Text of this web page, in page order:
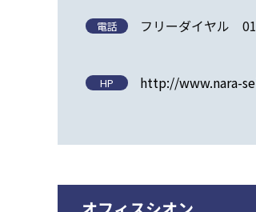
電話 フリーダイヤル
HP http://www.nara-